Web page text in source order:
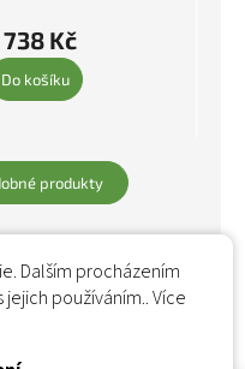
Dalším procházením
používáním.. Více
738 Kč
Do košíku
produkty